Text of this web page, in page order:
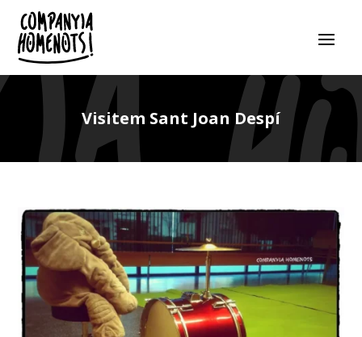
Visitem Sant Joan Despí